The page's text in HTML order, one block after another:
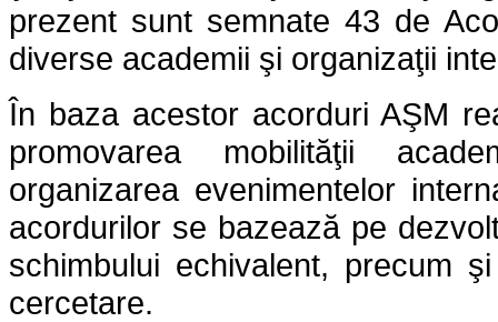
prezent sunt semnate 43 de
diverse academii şi organizaţii
În baza acestor acorduri AŞM
promovarea mobilităţii
organizarea evenimentelor
acordurilor se bazează pe
schimbului echivalent, precum
cercetare.